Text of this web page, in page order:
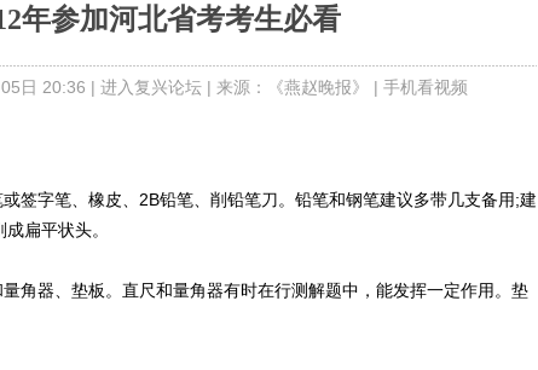
年参加河北省考考生必看
日 20:36 | 进入复兴论坛| 来源：《燕赵晚报》 | 手机看视频
字笔、橡皮、2B铅笔、削铅笔刀。铅笔和钢笔建议多带几支备用;建
扁平状头。
器、垫板。直尺和量角器有时在行测解题中，能发挥一定作用。垫